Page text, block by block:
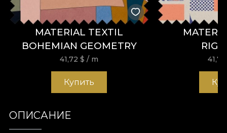
MATERIAL TEXTIL
BOHEMIAN GEOMETRY
41,72$ / m
Купить
ОПИСАНИЕ